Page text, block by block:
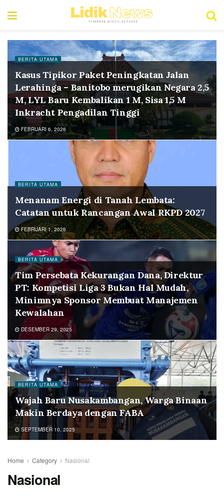
BERITA UTAMA
Kasus Tipikor Paket Peningkatan Jalan
Lerahinga – Banitobo merugikan Negara 2,5
M, LYL Baru Kembalikan 1 M, Sisa 1,5 M
Inkracht Pengadilan Tinggi
FEBRUARI 6, 2026
BERITA UTAMA
Menanam Energi di Tanah Lembata:
Catatan untuk Rancangan Awal RKPD 2027
FEBRUARI 1, 2026
BERITA UTAMA
Tim Persebata Kekurangan Dana, Direktur
PT: Kompetisi Liga 3 Bukan Hal Mudah,
Minimnya Sponsor Membuat Manajemen
Kewalahan
DESEMBER 29, 2025
BERITA UTAMA
Wajah Baru Nusakambangan, Warga Binaan
Makin Berdaya dengan FABA
SEPTEMBER 10, 2025
Home Category Nasional
Nasional